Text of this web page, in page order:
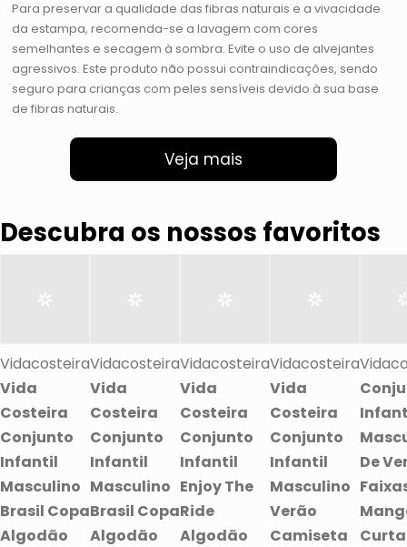
Para preservar a qualidade das fibras naturais e a vivacidade
da estampa, recomenda-se a lavagem com cores
semelhantes e secagem à sombra. Evite o uso de alvejantes
agressivos. Este produto não possui contraindicações, sendo
seguro para crianças com peles sensíveis devido à sua base
de fibras naturais.
Veja mais
Descubra os nossos favoritos
Vidacosteira
Vida
Costeira
Conjunto
Infantil
Masculino
Brasil Copa
Algodão
Vidacosteira
Vida
Costeira
Conjunto
Infantil
Masculino
Brasil Copa
Algodão
Vidacosteira
Vida
Costeira
Conjunto
Infantil
Enjoy The
Ride
Algodão
Vidacosteira
Vida
Costeira
Conjunto
Infantil
Masculino
Verão
Camiseta
De